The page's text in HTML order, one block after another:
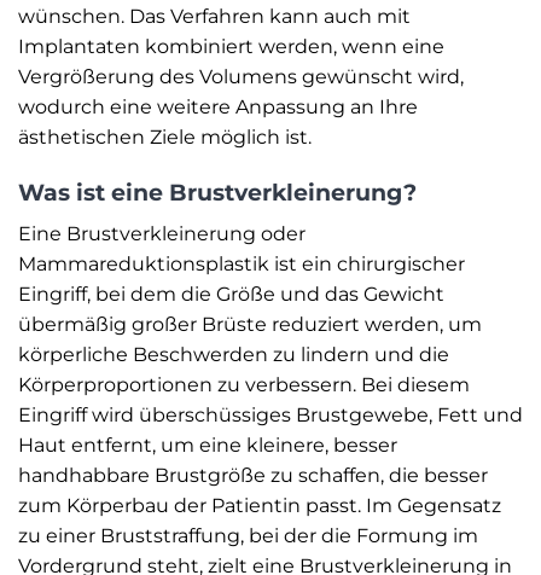
wünschen. Das Verfahren kann auch mit
Implantaten kombiniert werden, wenn eine
Vergrößerung des Volumens gewünscht wird,
wodurch eine weitere Anpassung an Ihre
ästhetischen Ziele möglich ist.
Was ist eine Brustverkleinerung?
Eine Brustverkleinerung oder
Mammareduktionsplastik ist ein chirurgischer
Eingriff, bei dem die Größe und das Gewicht
übermäßig großer Brüste reduziert werden, um
körperliche Beschwerden zu lindern und die
Körperproportionen zu verbessern. Bei diesem
Eingriff wird überschüssiges Brustgewebe, Fett und
Haut entfernt, um eine kleinere, besser
handhabbare Brustgröße zu schaffen, die besser
zum Körperbau der Patientin passt. Im Gegensatz
zu einer Bruststraffung, bei der die Formung im
Vordergrund steht, zielt eine Brustverkleinerung in